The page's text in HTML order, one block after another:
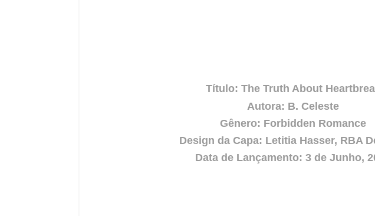
Título: The Truth About
Autora: B. Celeste
Gênero: Forbidden Romance
Design da Capa: Letitia Hasser, RBA
Data de Lançamento: 3 de Junho,